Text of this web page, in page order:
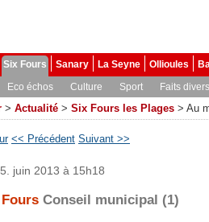
Six Fours Sanary La Seyne Ollioules
Eco échos Culture Sport Faits divers
> Actualité > Six Fours les Plages > Au
<< Précédent Suivant >>
juin 2013 à 15h18
Conseil municipal (1)